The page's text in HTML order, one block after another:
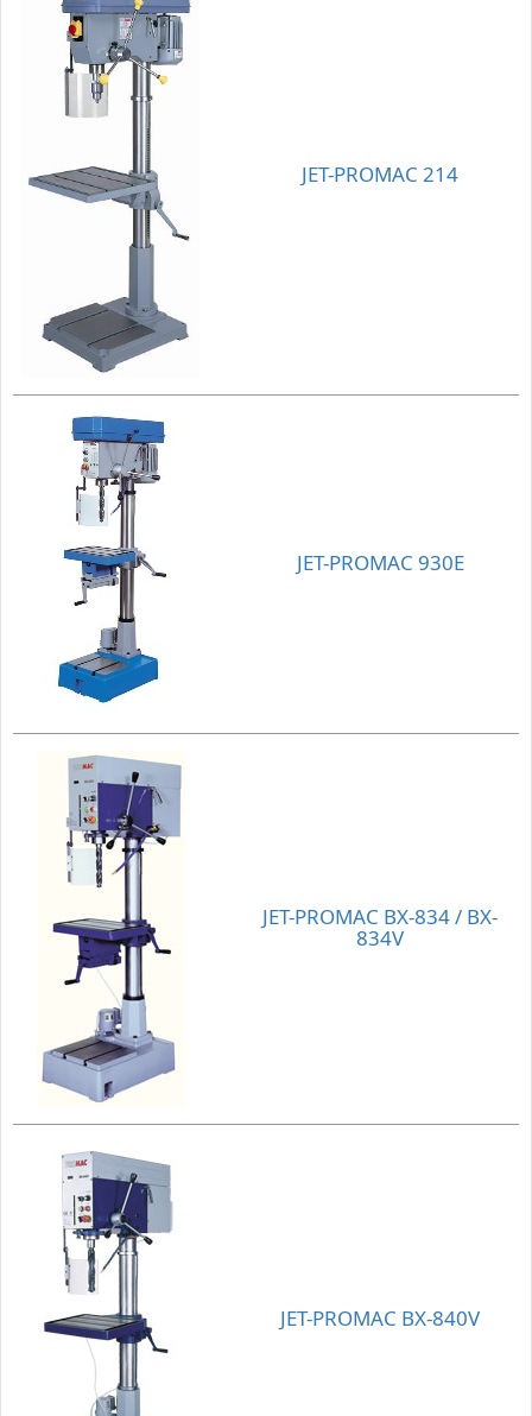
JET-PROMAC 214
JET-PROMAC 930E
JET-PROMAC BX-834 / BX-
834V
JET-PROMAC BX-840V